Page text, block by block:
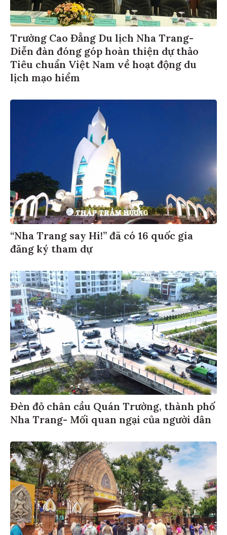
Trường Cao Đẳng Du lịch Nha Trang-
Diễn đàn đóng góp hoàn thiện dự thảo
Tiêu chuẩn Việt Nam về hoạt động du
lịch mạo hiểm
“Nha Trang say Hi!” đã có 16 quốc gia
đăng ký tham dự
Đèn đỏ chân cầu Quán Trường, thành phố
Nha Trang- Mối quan ngại của người dân